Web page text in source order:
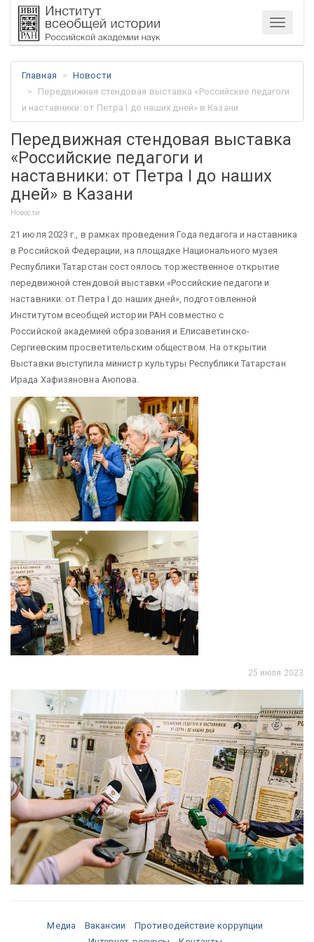
Меню
Главная
Новости
Передвижная стендовая выставка «Российские педагоги
и наставники: от Петра I до наших дней» в Казани
Передвижная стендовая выставка
«Российские педагоги и
наставники: от Петра I до наших
дней» в Казани
Новости
21 июля 2023 г., в рамках проведения Года педагога и наставника
в Российской Федерации, на площадке Национального музея
Республики Татарстан состоялось торжественное открытие
передвижной стендовой выставки «Российские педагоги и
наставники: от Петра I до наших дней», подготовленной
Институтом всеобщей истории РАН совместно с
Российской академией образования и Елисаветинско-
Сергиевским просветительским обществом. На открытии
Выставки выступила министр культуры Республики Татарстан
Ирада Хафизяновна Аюпова.
25 июля 2023
Медиа Вакансии
Противодействие коррупции